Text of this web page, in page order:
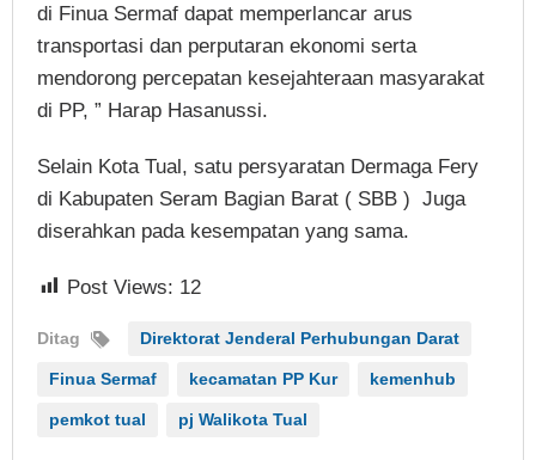
di Finua Sermaf dapat memperlancar arus
transportasi dan perputaran ekonomi serta
mendorong percepatan kesejahteraan masyarakat
di PP, ” Harap Hasanussi.
Selain Kota Tual, satu persyaratan Dermaga Fery
di Kabupaten Seram Bagian Barat ( SBB ) Juga
diserahkan pada kesempatan yang sama.
Post Views: 12
Ditag Direktorat Jenderal Perhubungan Darat
Finua Sermaf kecamatan PP Kur kemenhub
pemkot tual pj Walikota Tual